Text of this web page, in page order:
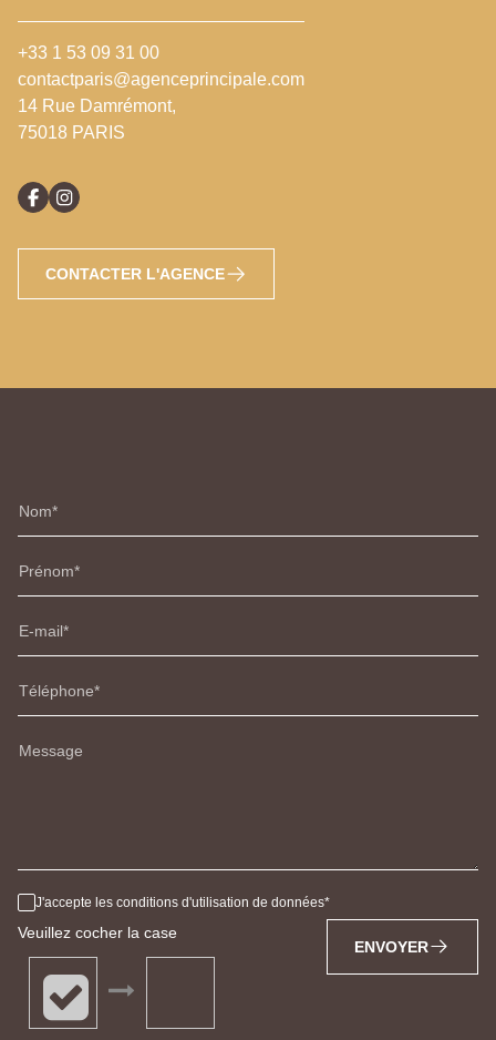
+33 1 53 09 31 00
contactparis@agenceprincipale.com
14 Rue Damrémont,
75018 PARIS
CONTACTER L'AGENCE
Nom
Prénom
E-mail
Téléphone
Message
J'accepte les conditions d'utilisation de données
Veuillez cocher la case
ENVOYER